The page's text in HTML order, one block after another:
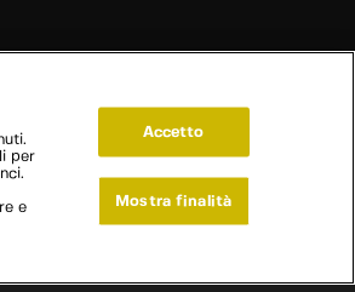
per
e
Accetto
Mostra finalità